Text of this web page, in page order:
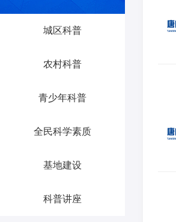
城区科普
农村科普
青少年科普
全民科学素质
基地建设
科普讲座